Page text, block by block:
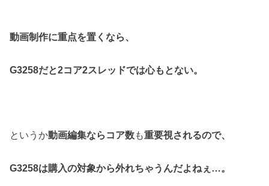
動画制作に重点を置くなら、
G3258だと2コア2スレッドでは心もとない。
というか動画編集ならコア数も重要視されるので、
G3258は購入の対象から外れちゃうんだよねぇ…。